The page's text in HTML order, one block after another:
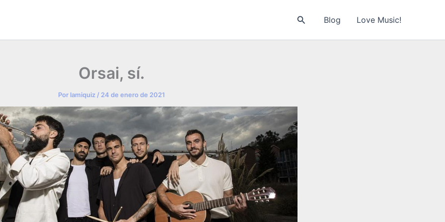
BuscarBlog Love Music!
Orsai, sí.
Por lamiquiz / 24 de enero de 2021